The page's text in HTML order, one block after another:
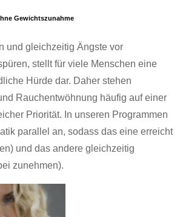
Gewichtszunahme
und gleichzeitig Ängste vor
stellt für viele Menschen eine
Hürde dar. Daher stehen
Rauchentwöhnung häufig auf einer
Priorität. In unseren Programmen
parallel an, sodass das eine erreicht
und das andere gleichzeitig
zunehmen).